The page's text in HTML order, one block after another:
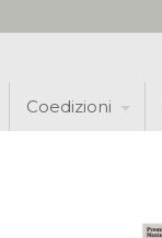
Coedizioni